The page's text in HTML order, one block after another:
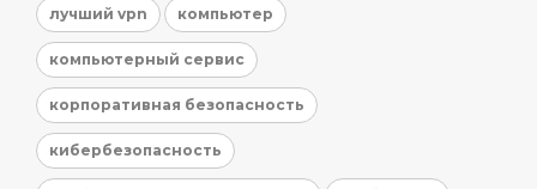
лучший vpn компьютер
компьютерный сервис
корпоративная безопасность
кибербезопасность